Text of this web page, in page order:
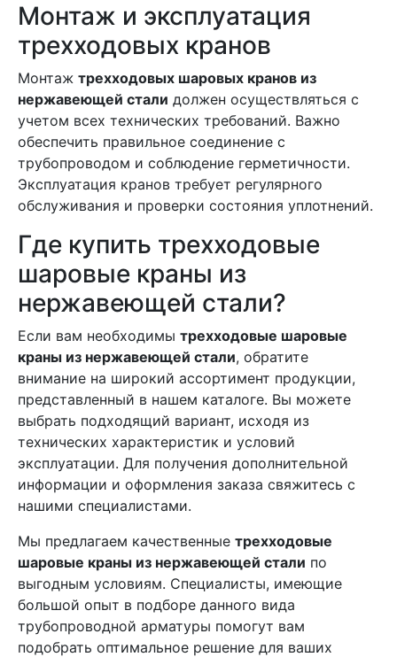
Монтаж и эксплуатация
трехходовых кранов
Монтаж трехходовых шаровых кранов из
нержавеющей стали должен осуществляться с
учетом всех технических требований. Важно
обеспечить правильное соединение с
трубопроводом и соблюдение герметичности.
Эксплуатация кранов требует регулярного
обслуживания и проверки состояния уплотнений.
Где купить трехходовые
шаровые краны из
нержавеющей стали?
Если вам необходимы трехходовые шаровые
краны из нержавеющей стали, обратите
внимание на широкий ассортимент продукции,
представленный в нашем каталоге. Вы можете
выбрать подходящий вариант, исходя из
технических характеристик и условий
эксплуатации. Для получения дополнительной
информации и оформления заказа свяжитесь с
нашими специалистами.
Мы предлагаем качественные трехходовые
шаровые краны из нержавеющей стали по
выгодным условиям. Специалисты, имеющие
большой опыт в подборе данного вида
трубопроводной арматуры помогут вам
подобрать оптимальное решение для ваших